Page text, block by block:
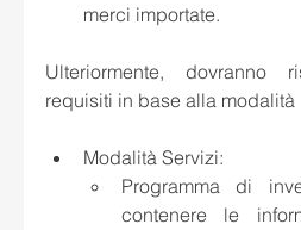
merci importate.
Ulteriormente, dovranno
requisiti in base alla modalità
Modalità Servizi:
Programma di
contenere le